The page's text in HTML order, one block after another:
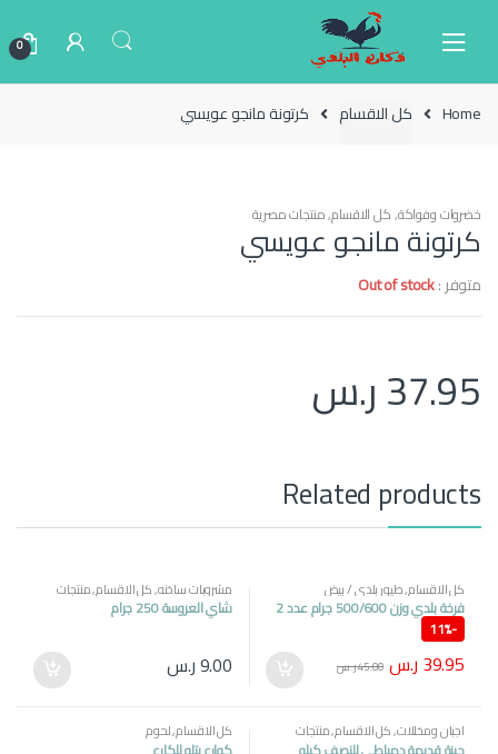
0
Home كل الاقسام كرتونة مانجو عويسي
خضروات وفواكة,كل الاقسام,منتجات مصرية
كرتونة مانجو عويسي
متوفر :Out of stock
37.95ر.س
Related products
كل الاقسام,طيور بلدي / بيض
فرخة بلدي وزن 500/600 جرام عدد 2
-
11%
39.95 ر.س 45.00ر.س
مشروبات ساخنه,كل الاقسام,منتجات
مصرية
شاي العروسة 250 جرام
9.00ر.س
اجبان ومخللات,كل الاقسام,منتجات
مصرية
كل الاقسام,لحوم